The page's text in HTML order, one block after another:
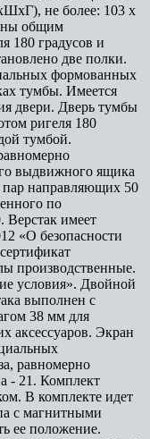
не более: 103 х
общим
180 градусов и
две полки.
формованных
тумбы. Имеется
двери. Дверь тумбы
ригеля 180
тумбой.
выдвижного ящика
направляющих 50
по
Верстак имеет
«О безопасности
производственные.
условия». Двойной
выполнен с
38 мм для
аксессуаров. Экран
равномерно
- 21. Комплект
В комплекте идет
с магнитными
ее положение.